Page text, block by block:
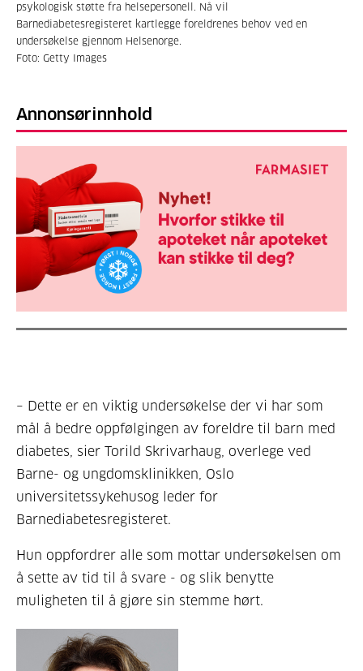
psykologisk støtte fra helsepersonell. Nå vil
Barnediabetesregisteret kartlegge foreldrenes behov ved en
undersøkelse gjennom Helsenorge.
Foto: Getty Images
Annonsørinnhold
– Dette er en viktig undersøkelse der vi har som
mål å bedre oppfølgingen av foreldre til barn med
diabetes, sier Torild Skrivarhaug, overlege ved
Barne- og ungdomsklinikken, Oslo
universitetssykehusog leder for
Barnediabetesregisteret.
Hun oppfordrer alle som mottar undersøkelsen om
å sette av tid til å svare - og slik benytte
muligheten til å gjøre sin stemme hørt.